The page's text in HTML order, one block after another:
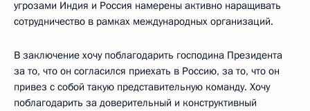
угрозами Индия и Россия намерены активно наращивать
сотрудничество в рамках международных организаций.
В заключение хочу поблагодарить господина Президента
за то, что он согласился приехать в Россию, за то, что он
привез с собой такую представительную команду. Хочу
поблагодарить за доверительный и конструктивный